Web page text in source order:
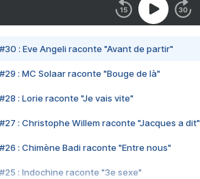
#30 : Eve Angeli raconte "Avant de partir"
#29 : MC Solaar raconte "Bouge de là"
#28 : Lorie raconte "Je vais vite"
#27 : Christophe Willem raconte "Jacques a dit"
#26 : Chimène Badi raconte "Entre nous"
#25 : Indochine raconte "3e sexe"